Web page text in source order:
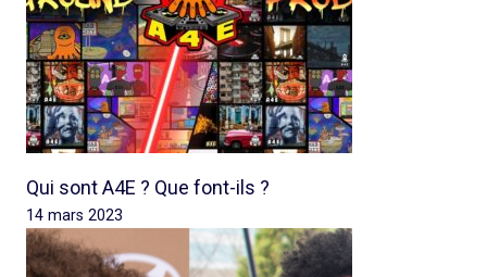
Qui sont A4E ? Que font-ils ?
14 mars 2023